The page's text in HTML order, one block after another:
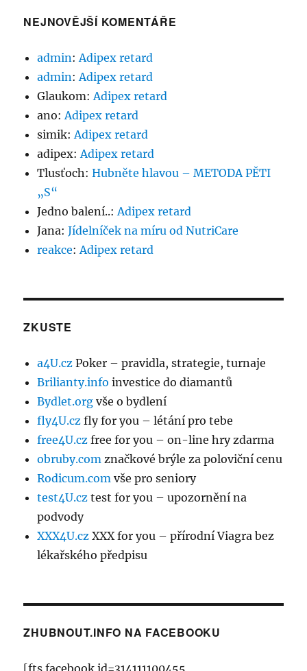
NEJNOVĚJŠÍ KOMENTÁŘE
admin:Adipex retard
admin:Adipex retard
Glaukom:Adipex retard
ano:Adipex retard
simik:Adipex retard
adipex:Adipex retard
Tlusťoch:Hubněte hlavou – METODA PĚTI
„S“
Jedno balení..:Adipex retard
Jana:Jídelníček na míru od NutriCare
reakce:Adipex retard
ZKUSTE
a4U.cz Poker – pravidla, strategie, turnaje
Brilianty.info investice do diamantů
Bydlet.org vše o bydlení
fly4U.cz fly for you – létání pro tebe
free4U.cz free for you – on-line hry zdarma
obruby.com značkové brýle za poloviční cenu
Rodicum.com vše pro seniory
test4U.cz test for you – upozornění na
podvody
XXX4U.cz XXX for you – přírodní Viagra bez
lékařského předpisu
ZHUBNOUT.INFO NA FACEBOOKU
[fts facebook id=314111100455